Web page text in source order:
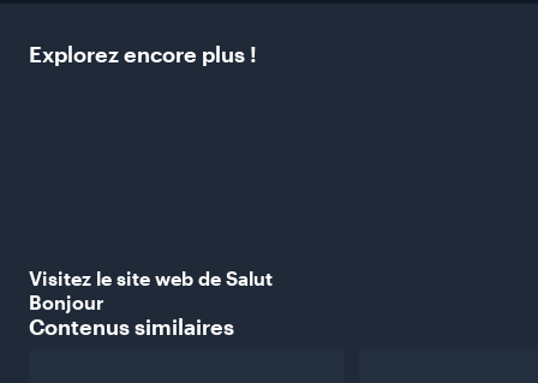
Explorez encore plus !
Visitez le site web de Salut
Bonjour
Contenussimilaires